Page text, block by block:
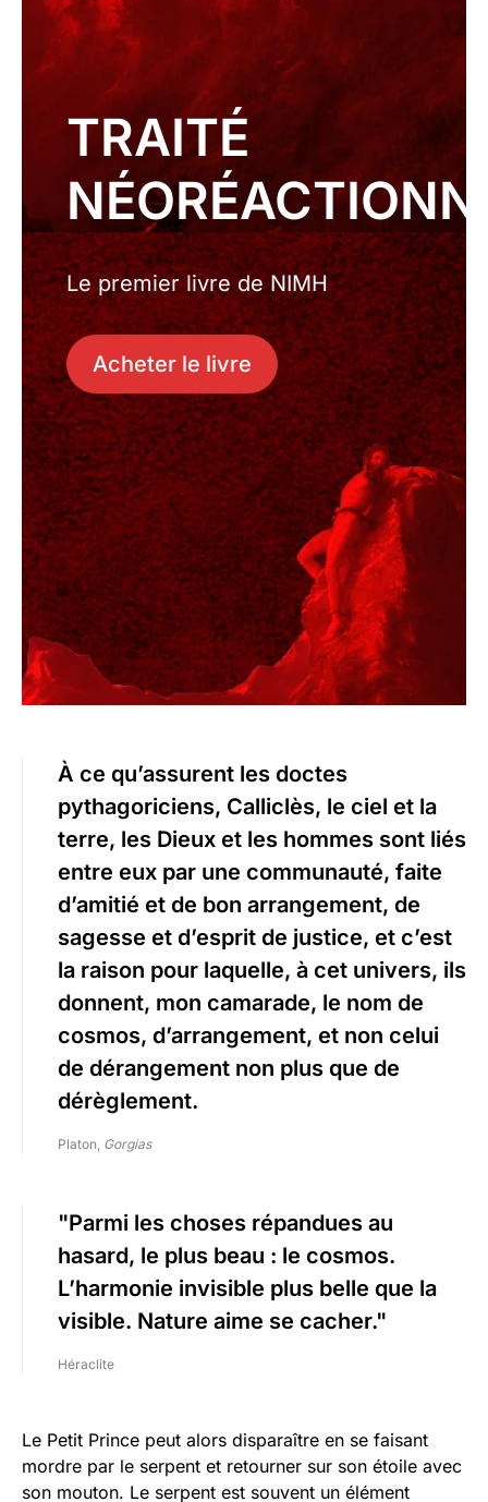
TRAITÉ
Le premier livre de NIMH
Acheter le livre
À ce qu’assurent les doctes
pythagoriciens, Calliclès, le ciel et la
terre, les Dieux et les hommes sont liés
entre eux par une communauté, faite
d’amitié et de bon arrangement, de
sagesse et d’esprit de justice, et c’est
la raison pour laquelle, à cet univers, ils
donnent, mon camarade, le nom de
cosmos, d’arrangement, et non celui
de dérangement non plus que de
dérèglement.
Platon, Gorgias
Parmi les choses répandues au
hasard, le plus beau : le cosmos.
L’harmonie invisible plus belle que la
visible. Nature aime se cacher.
Héraclite
Le Petit Prince peut alors disparaître en se faisant
mordre par le serpent et retourner sur son étoile avec
son mouton. Le serpent est souvent un élément